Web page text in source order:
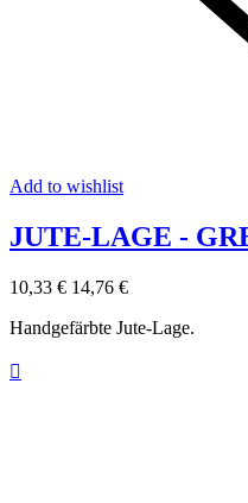
Add to wishlist
JUTE-LAGE -
10,33 € 14,76 €
Handgefärbte Jute-Lage.
